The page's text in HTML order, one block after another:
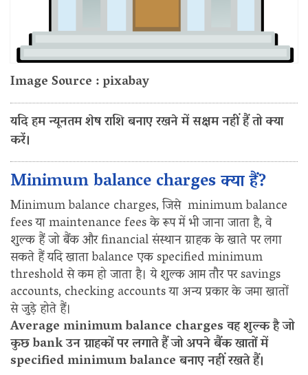
Image Source : pixabay
यदि हम न्यूनतम शेष राशि बनाए रखने में सक्षम नहीं हैं तो क्या
करें।
Minimum balance charges क्या हैं?
Minimum balance charges, जिसे minimum balance
fees या maintenance fees के रूप में भी जाना जाता है, वे
शुल्क हैं जो बैंक और financial संस्थान ग्राहक के खाते पर लगा
सकते हैं यदि खाता balance एक specified minimum
threshold से कम हो जाता है। ये शुल्क आम तौर पर savings
accounts, checking accounts या अन्य प्रकार के जमा खातों
से जुड़े होते हैं।
Average minimum balance charges वह शुल्क है जो
कुछ bank उन ग्राहकों पर लगाते हैं जो अपने बैंक खातों में
specified minimum balance बनाए नहीं रखते हैं।